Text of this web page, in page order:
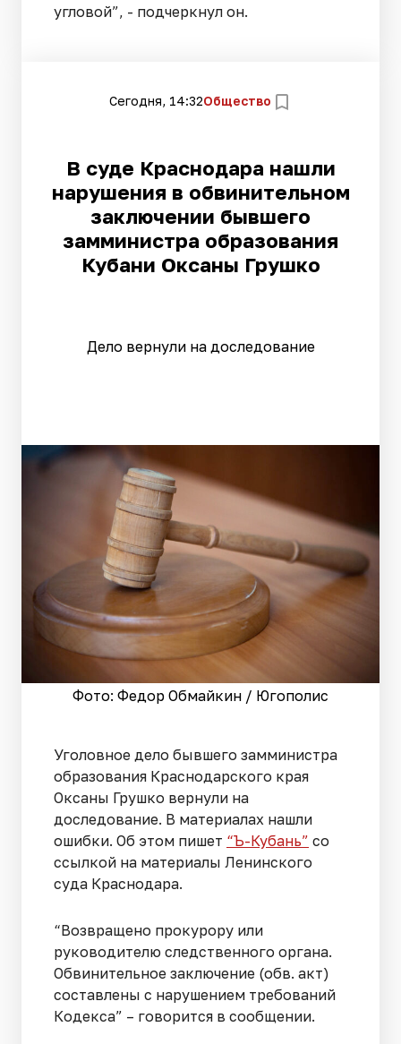
угловой”, - подчеркнул он.
Сегодня, 14:32Общество
В суде Краснодара нашли
нарушения в обвинительном
заключении бывшего
замминистра образования
Кубани Оксаны Грушко
Дело вернули на доследование
Фото: Федор Обмайкин / Югополис
Уголовное дело бывшего замминистра
образования Краснодарского края
Оксаны Грушко вернули на
доследование. В материалах нашли
ошибки. Об этом пишет “Ъ-Кубань” со
ссылкой на материалы Ленинского
суда Краснодара.
“Возвращено прокурору или
руководителю следственного органа.
Обвинительное заключение (обв. акт)
составлены с нарушением требований
Кодекса” – говорится в сообщении.